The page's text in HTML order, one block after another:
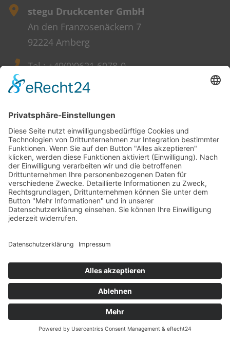
stegu Druckcenter GmbH
An den Franzosenäckern 7
92224 Amberg
Tel.: +49(0)9621 6078-0
Fax: +49(0)9621 6078-10
Impressum
Datenschutzerklärung
AGB
Informationspflichten gem. Art. 13 DS-GVO
Erklärung zur Barrierefreiheit
Wir benötigen Ihre Zustimmung,
um den Mapbox-Service zu laden!
Dieser Inhalt darf aufgrund von Trackern, die
Besuchern nicht offengelegt werden, nicht
diese mit seinem CMP einrichten, um diesen